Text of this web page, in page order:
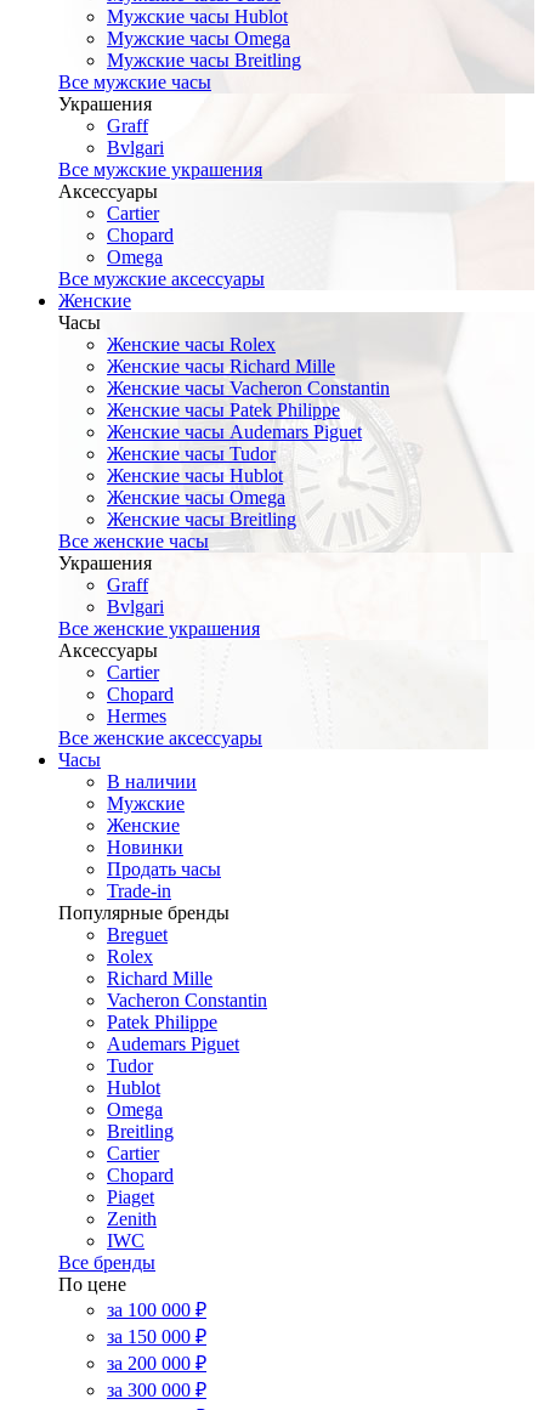
Мужские часы Hublot
Мужские часы Omega
Мужские часы Breitling
Все мужские часы
Украшения
Graff
Bvlgari
Все мужские украшения
Аксессуары
Cartier
Chopard
Omega
Все мужские аксессуары
Женские
Часы
Женские часы Rolex
Женские часы Richard Mille
Женские часы Vacheron Constantin
Женские часы Patek Philippe
Женские часы Audemars Piguet
Женские часы Tudor
Женские часы Hublot
Женские часы Omega
Женские часы Breitling
Все женские часы
Украшения
Graff
Bvlgari
Все женские украшения
Аксессуары
Cartier
Chopard
Hermes
Все женские аксессуары
Часы
В наличии
Мужские
Женские
Новинки
Продать часы
Trade-in
Популярные бренды
Breguet
Rolex
Richard Mille
Vacheron Constantin
Patek Philippe
Audemars Piguet
Tudor
Hublot
Omega
Breitling
Cartier
Chopard
Piaget
Zenith
IWC
Все бренды
По цене
за 100 000 ₽
за 150 000 ₽
за 200 000 ₽
за 300 000 ₽